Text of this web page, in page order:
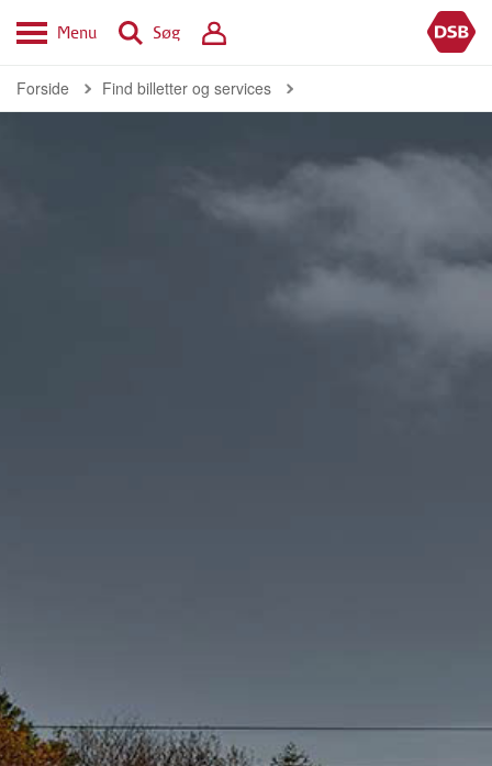
Menu Søg
Forside Find billetter og services